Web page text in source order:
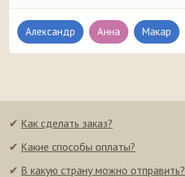
Александр Анна Макар
✔ Как сделать заказ?
✔ Какие способы оплаты?
✔ В какую страну можно отправить?